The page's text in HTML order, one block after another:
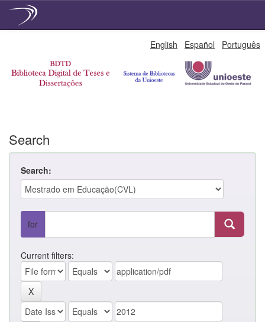
English Español Português
Search
Search:
for
Current filters: